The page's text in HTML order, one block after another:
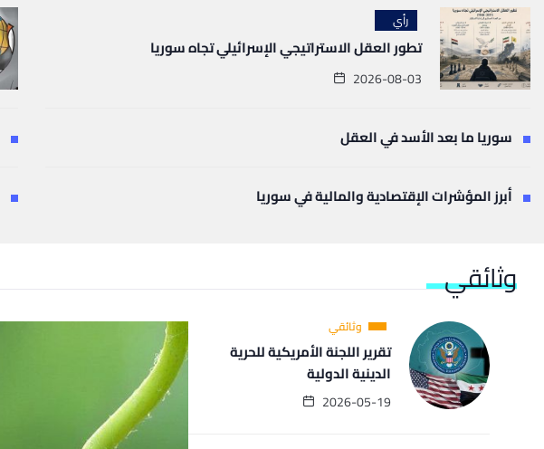
رأي
تطور العقل الاستراتيجي الإسرائيلي تجاه سوريا
2026-08-03
سوريا ما بعد الأسد في العقل
أبرز المؤشرات الإقتصادية والمالية في سوريا
وثائقي
وثائقي
تقرير اللجنة الأمريكية للحرية
الدينية الدولية
2026-05-19